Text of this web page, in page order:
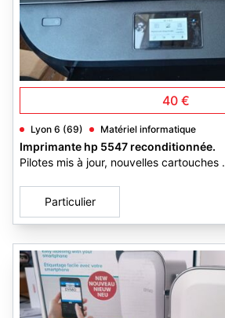
40 €
Lyon 6 (69) Matériel informatique
Imprimante hp 5547 reconditionnée.
Pilotes mis à jour, nouvelles cartouches .
Particulier